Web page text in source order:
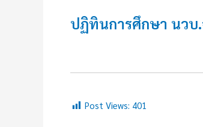
ปฏิทินการศึกษา นวบ
Post Views: 401